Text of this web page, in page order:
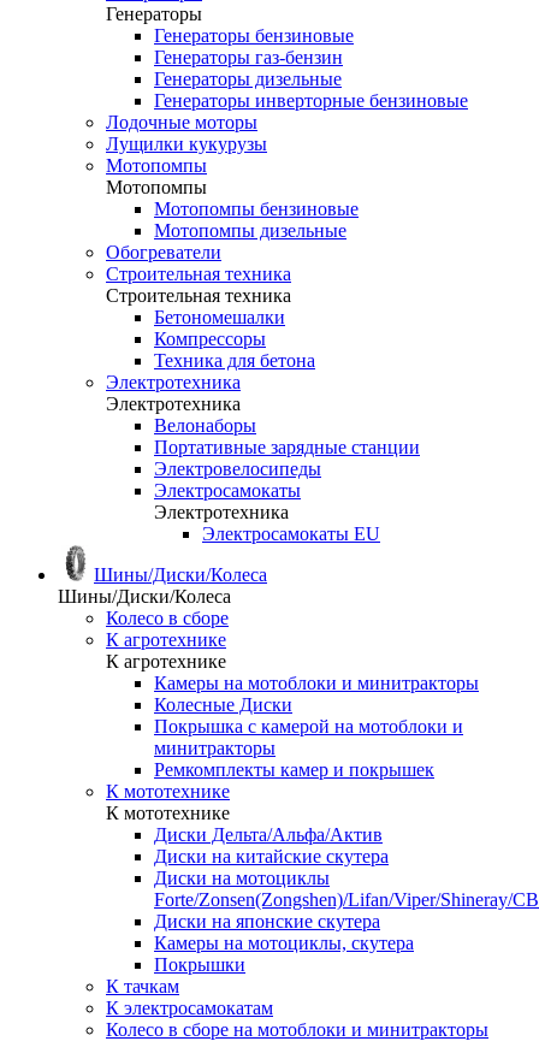
Генераторы
Генераторы бензиновые
Генераторы газ-бензин
Генераторы дизельные
Генераторы инверторные бензиновые
Лодочные моторы
Лущилки кукурузы
Мотопомпы
Мотопомпы
Мотопомпы бензиновые
Мотопомпы дизельные
Обогреватели
Строительная техника
Строительная техника
Бетономешалки
Компрессоры
Техника для бетона
Электротехника
Электротехника
Велонаборы
Портативные зарядные станции
Электровелосипеды
Электросамокаты
Электротехника
Электросамокаты EU
Шины/Диски/Колеса
Шины/Диски/Колеса
Колесо в сборе
К агротехнике
К агротехнике
Камеры на мотоблоки и минитракторы
Колесные Диски
Покрышка с камерой на мотоблоки и
минитракторы
Ремкомплекты камер и покрышек
К мототехнике
К мототехнике
Диски Дельта/Альфа/Актив
Диски на китайские скутера
Диски на мотоциклы
Forte/Zonsen(Zongshen)/Lifan/Viper/Shineray/CB
Диски на японские скутера
Камеры на мотоциклы, скутера
Покрышки
К тачкам
К электросамокатам
Колесо в сборе на мотоблоки и минитракторы